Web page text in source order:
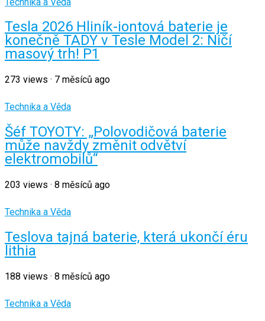
Tesla 2026 Hliník-iontová baterie je
konečně TADY v Tesle Model 2: Ničí
masový trh! P1
273 views · 7 měsíců ago
Technika a Věda
Šéf TOYOTY: „Polovodičová baterie
může navždy změnit odvětví
elektromobilů“
203 views · 8 měsíců ago
Technika a Věda
Teslova tajná baterie, která ukončí éru
lithia
188 views · 8 měsíců ago
Technika a Věda